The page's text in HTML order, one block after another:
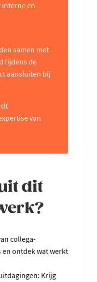
en
samen met
tijdens de
aansluiten bij
van
dit
collega-
ontdek wat werkt
Krijg